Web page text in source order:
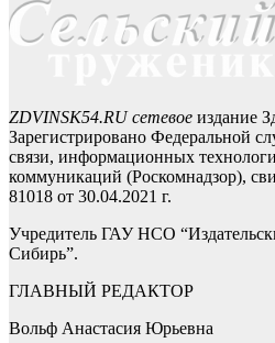
ZDVINSK54.RU сетевое издание
Зарегистрировано Федеральной
связи, информационных
коммуникаций (Роскомнадзор),
81018 от 30.04.2021 г.
Учредитель ГАУ НСО
Сибирь”.
ГЛАВНЫЙ РЕДАКТОР
Вольф Анастасия Юрьевна